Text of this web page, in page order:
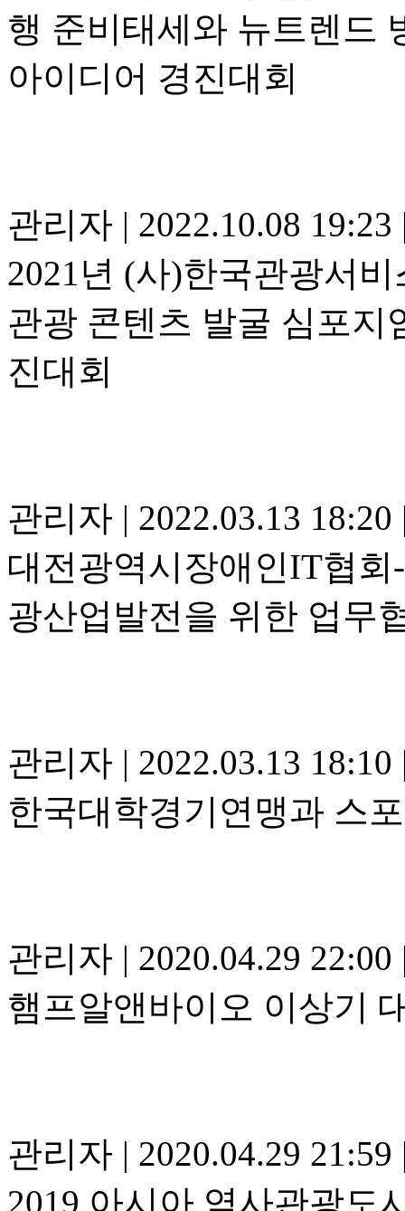
행 준비태세와 뉴트렌드
아이디어 경진대회
관리자 | 2022.10.08 19:23
2021년 (사)한국관광서
관광 콘텐츠 발굴 심포지
진대회
관리자 | 2022.03.13 18:20
대전광역시장애인IT협
광산업발전을 위한 업무
관리자 | 2022.03.13 18:10
한국대학경기연맹과 스
관리자 | 2020.04.29 22:00
햄프알앤바이오 이상기
관리자 | 2020.04.29 21:59
2019 아시아 역사관광도